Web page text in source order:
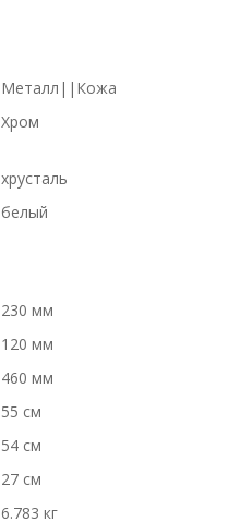
Металл||Кожа
Хром
хрусталь
белый
230 мм
120 мм
460 мм
55 см
54 см
27 см
6.783 кг